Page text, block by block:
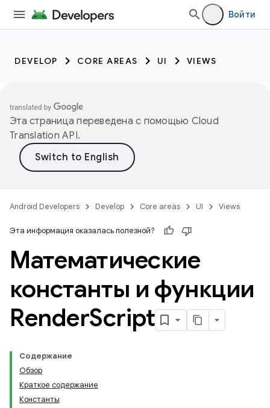
Войти
DEVELOP CORE AREAS UI VIEWS
Эта страница переведена с помощью Cloud
Translation API.
Android Developers Develop Core areas UI Views
Эта информация оказалась полезной?
Математические
константы и функции
RenderScript
Содержание
Обзор
Краткое содержание
Константы